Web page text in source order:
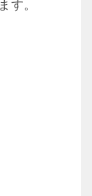
す。